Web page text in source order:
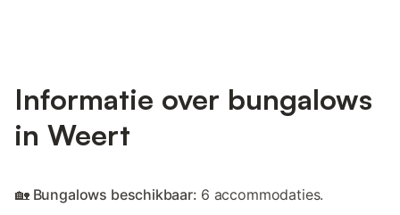
Informatie over bungalows
in Weert
🏡 Bungalows beschikbaar: 6 accommodaties.